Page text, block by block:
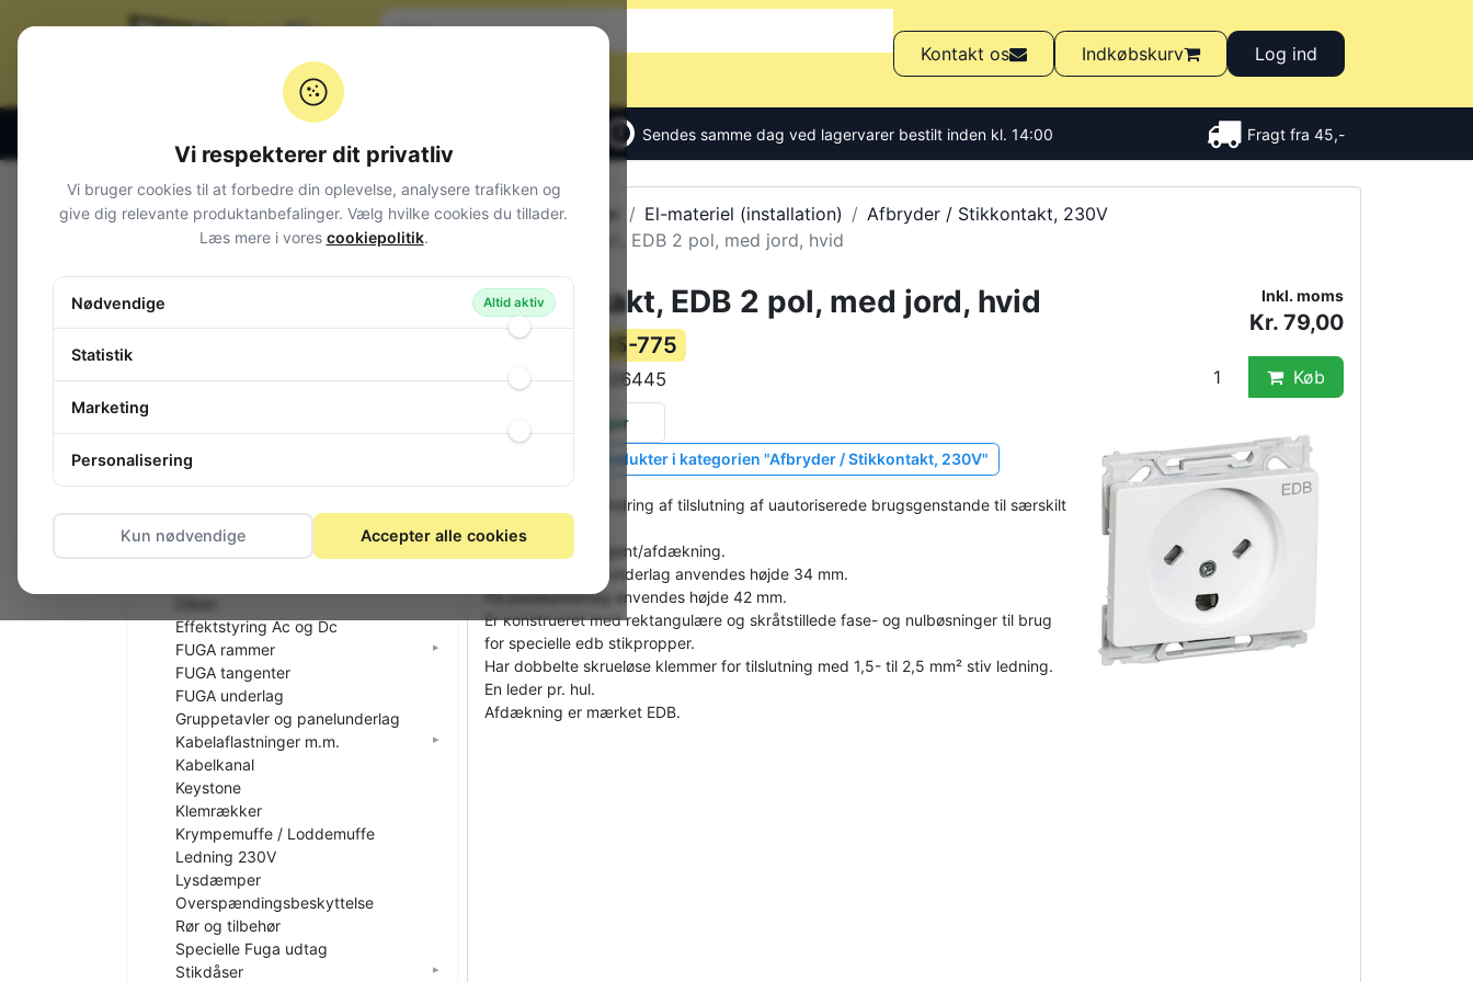
Kontakt os Indkøbskurv Log ind
Sendes samme dag ved lagervarer bestilt inden kl. 14:00 Fragt fra 45,-
Alle produkter El-materiel (installation)
Afbryder / Stikkontakt, 230V
Stikkontakt, EDB 2 pol, med jord, hvid
Stikkontakt, EDB 2 pol, med jord, hvid
115-775
Varekode: 1017026445
på lager
Vis lignende produkter i kategorien "Afbryder / Stikkontakt, 230V"
Anvendes til forhindring af tilslutning af uautoriserede brugsgenstande til særskilt
edb-net.
Leveres med tangent/afdækning.
Ved montage på underlag anvendes højde 34 mm.
På panelunderlag anvendes højde 42 mm.
Er konstrueret med rektangulære og skråtstillede fase- og nulbøsninger til brug
for specielle edb stikpropper.
Har dobbelte skrueløse klemmer for tilslutning med 1,5- til 2,5 mm² stiv ledning.
En leder pr. hul.
Afdækning er mærket EDB.
Inkl. moms
Kr. 79,00
Køb
Varegrupper
Audio
Computerudstyr
El-materiel (installation)
Afbryder / Stikkontakt, 230V
Afdækning og dæksler
Effektstyring Ac og Dc
FUGA rammer
FUGA tangenter
FUGA underlag
Gruppetavler og panelunderlag
Kabelaflastninger m.m.
Kabelkanal
Keystone
Klemrækker
Krympemuffe / Loddemuffe
Ledning 230V
Lysdæmper
Overspændingsbeskyttelse
Rør og tilbehør
Specielle Fuga udtag
Stikdåser
Vi respekterer dit privatliv
Vi bruger cookies til at forbedre din oplevelse, analysere trafikken og
give dig relevante produktanbefalinger. Vælg hvilke cookies du tillader.
Læs mere i vores cookiepolitik.
Nødvendige Altid aktiv
Statistik
Marketing
Personalisering
Kun nødvendige Accepter alle cookies